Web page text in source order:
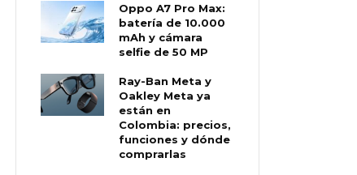
Oppo A7 Pro Max:
batería de 10.000
mAh y cámara
selfie de 50 MP
Ray-Ban Meta y
Oakley Meta ya
están en
Colombia: precios,
funciones y dónde
comprarlas